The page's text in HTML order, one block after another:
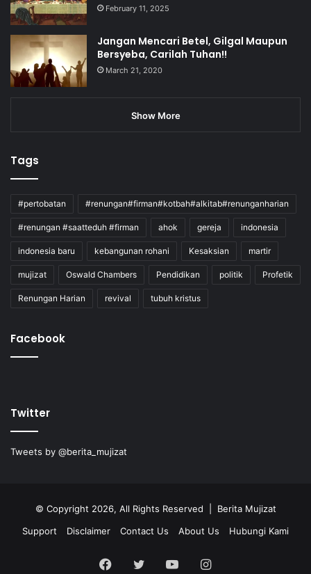
February 11, 2025
Jangan Mencari Betel, Gilgal Maupun
Bersyeba, Carilah Tuhan!!
March 21, 2020
Show More
Tags
#pertobatan #renungan#firman#kotbah#alkitab#renunganharian
#renungan #saatteduh #firman ahok gereja indonesia
indonesia baru kebangunan rohani Kesaksian martir
mujizat Oswald Chambers Pendidikan politik Profetik
Renungan Harian revival tubuh kristus
Facebook
Twitter
Tweets by @berita_mujizat
© Copyright 2026, All Rights Reserved | Berita Mujizat
Support
Disclaimer Contact Us About Us Hubungi Kami
Facebook
Twitter YouTubeInstagram